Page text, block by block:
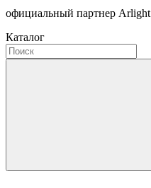
официальный партнер Arlight
Каталог